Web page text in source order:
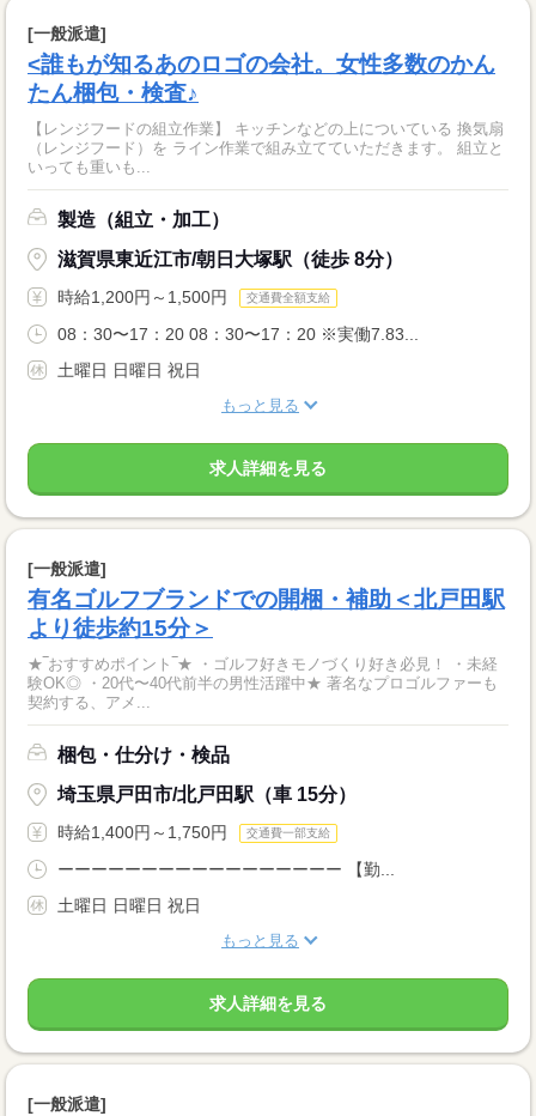
[一般派遣]
<誰もが知るあのロゴの会社。女性多数のかん
たん梱包・検査♪
【レンジフードの組立作業】 キッチンなどの上についている 換気扇
（レンジフード）を ライン作業で組み立てていただきます。 組立と
いっても重いも...
製造（組立・加工）
滋賀県東近江市/朝日大塚駅（徒歩 8分）
時給1,200円～1,500円 交通費全額支給
08：30〜17：20 08：30〜17：20 ※実働7.83...
土曜日 日曜日 祝日
もっと見る
求人詳細を見る
[一般派遣]
有名ゴルフブランドでの開梱・補助＜北戸田駅
より徒歩約15分＞
★‾おすすめポイント‾★ ・ゴルフ好きモノづくり好き必見！ ・未経
験OK◎ ・20代〜40代前半の男性活躍中★ 著名なプロゴルファーも
契約する、アメ...
梱包・仕分け・検品
埼玉県戸田市/北戸田駅（車 15分）
時給1,400円～1,750円 交通費一部支給
ーーーーーーーーーーーーーーーーー 【勤...
土曜日 日曜日 祝日
もっと見る
求人詳細を見る
[一般派遣]